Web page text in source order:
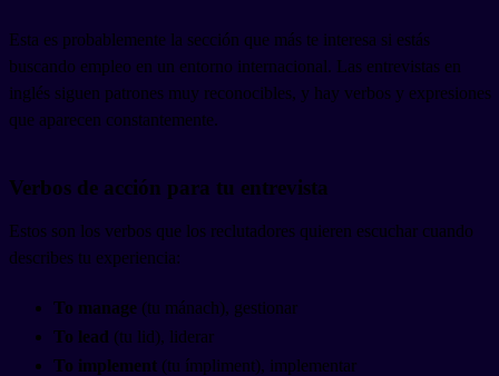
Esta es probablemente la sección que más te interesa si estás
buscando empleo en un entorno internacional. Las entrevistas en
inglés siguen patrones muy reconocibles, y hay verbos y expresiones
que aparecen constantemente.
Verbos de acción para tu entrevista
Estos son los verbos que los reclutadores quieren escuchar cuando
describes tu experiencia:
To manage (tu mánach), gestionar
To lead (tu lid), liderar
To implement (tu ímpliment), implementar